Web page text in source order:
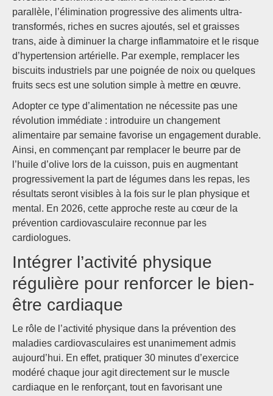
parallèle, l’élimination progressive des aliments ultra-
transformés, riches en sucres ajoutés, sel et graisses
trans, aide à diminuer la charge inflammatoire et le risque
d’hypertension artérielle. Par exemple, remplacer les
biscuits industriels par une poignée de noix ou quelques
fruits secs est une solution simple à mettre en œuvre.
Adopter ce type d’alimentation ne nécessite pas une
révolution immédiate : introduire un changement
alimentaire par semaine favorise un engagement durable.
Ainsi, en commençant par remplacer le beurre par de
l’huile d’olive lors de la cuisson, puis en augmentant
progressivement la part de légumes dans les repas, les
résultats seront visibles à la fois sur le plan physique et
mental. En 2026, cette approche reste au cœur de la
prévention cardiovasculaire reconnue par les
cardiologues.
Intégrer l’activité physique
régulière pour renforcer le bien-
être cardiaque
Le rôle de l’activité physique dans la prévention des
maladies cardiovasculaires est unanimement admis
aujourd’hui. En effet, pratiquer 30 minutes d’exercice
modéré chaque jour agit directement sur le muscle
cardiaque en le renforçant, tout en favorisant une